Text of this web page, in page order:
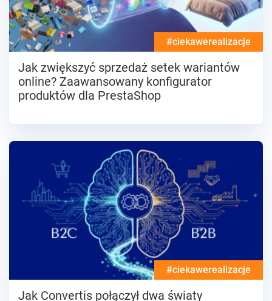
#ciekawerealizacje
Jak zwiększyć sprzedaż setek wariantów
online? Zaawansowany konfigurator
produktów dla PrestaShop
#ciekawerealizacje
Jak Convertis połączył dwa światy